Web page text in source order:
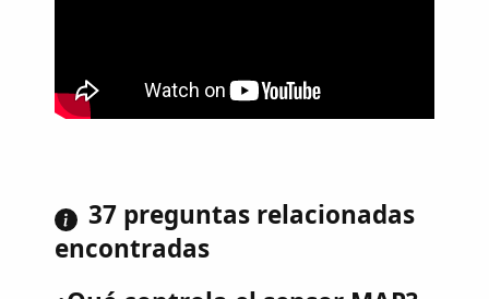
37 preguntas relacionadas
encontradas